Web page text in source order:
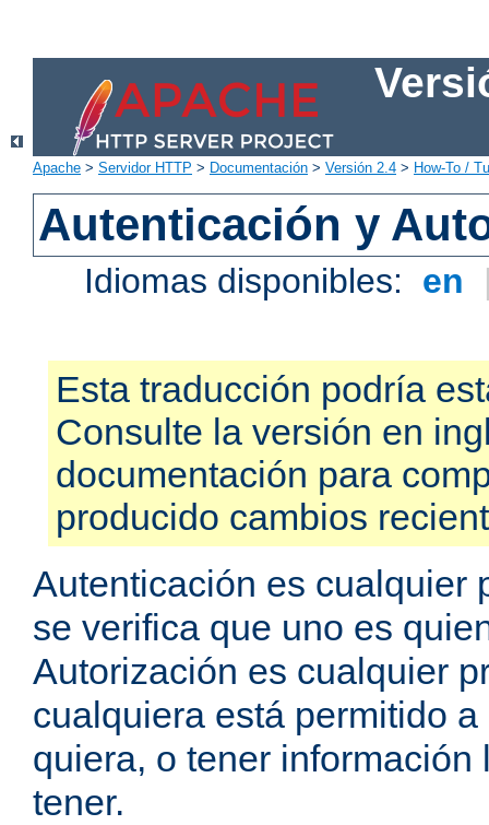
Apache > Servidor HTTP > Documentación > Versión 2.4 > How-To /
Autenticación y
Idiomas disponibles: en
Esta traducción podría
Consulte la versión en
documentación para
producido cambios
Autenticación es cualquier
se verifica que uno es
Autorización es cualquier
cualquiera está permitido
quiera, o tener información
tener.